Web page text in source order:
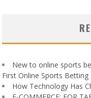
New to online sports
First Online Sports Betting
How Technology Has